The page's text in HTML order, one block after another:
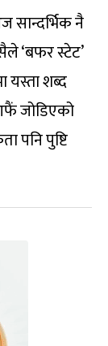
सान्दर्भिक नै
‘बफर स्टेट’
यस्ता शब्द
जोडिएको
पनि पुष्टि